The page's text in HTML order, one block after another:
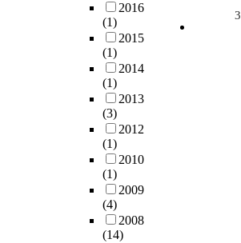
2016
(1)
2015
(1)
2014
(1)
2013
(3)
2012
(1)
2010
(1)
2009
(4)
2008
(14)
3